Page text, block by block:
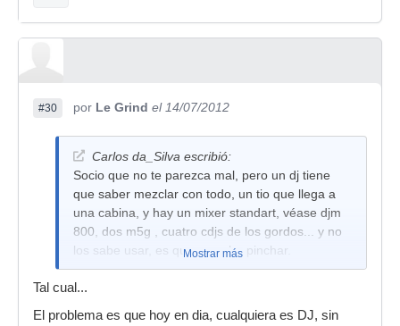
#30 por Le Grind el 14/07/2012
Carlos da_Silva escribió:
Socio que no te parezca mal, pero un dj tiene
que saber mezclar con todo, un tio que llega a
una cabina, y hay un mixer standart, véase djm
800, dos m5g , cuatro cdjs de los gordos... y no
los sabe usar, es que no sabe pinchar.
Mostrar más
Tal cual...
El problema es que hoy en dia, cualquiera es DJ, sin